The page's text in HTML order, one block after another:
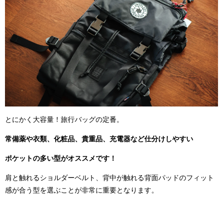
とにかく大容量！旅行バッグの定番。
常備薬や衣類、化粧品、貴重品、充電器など仕分けしやすい
ポケットの多い型がオススメです！
肩と触れるショルダーベルト、背中が触れる背面パッドのフィット
感が合う型を選ぶことが非常に重要となります。